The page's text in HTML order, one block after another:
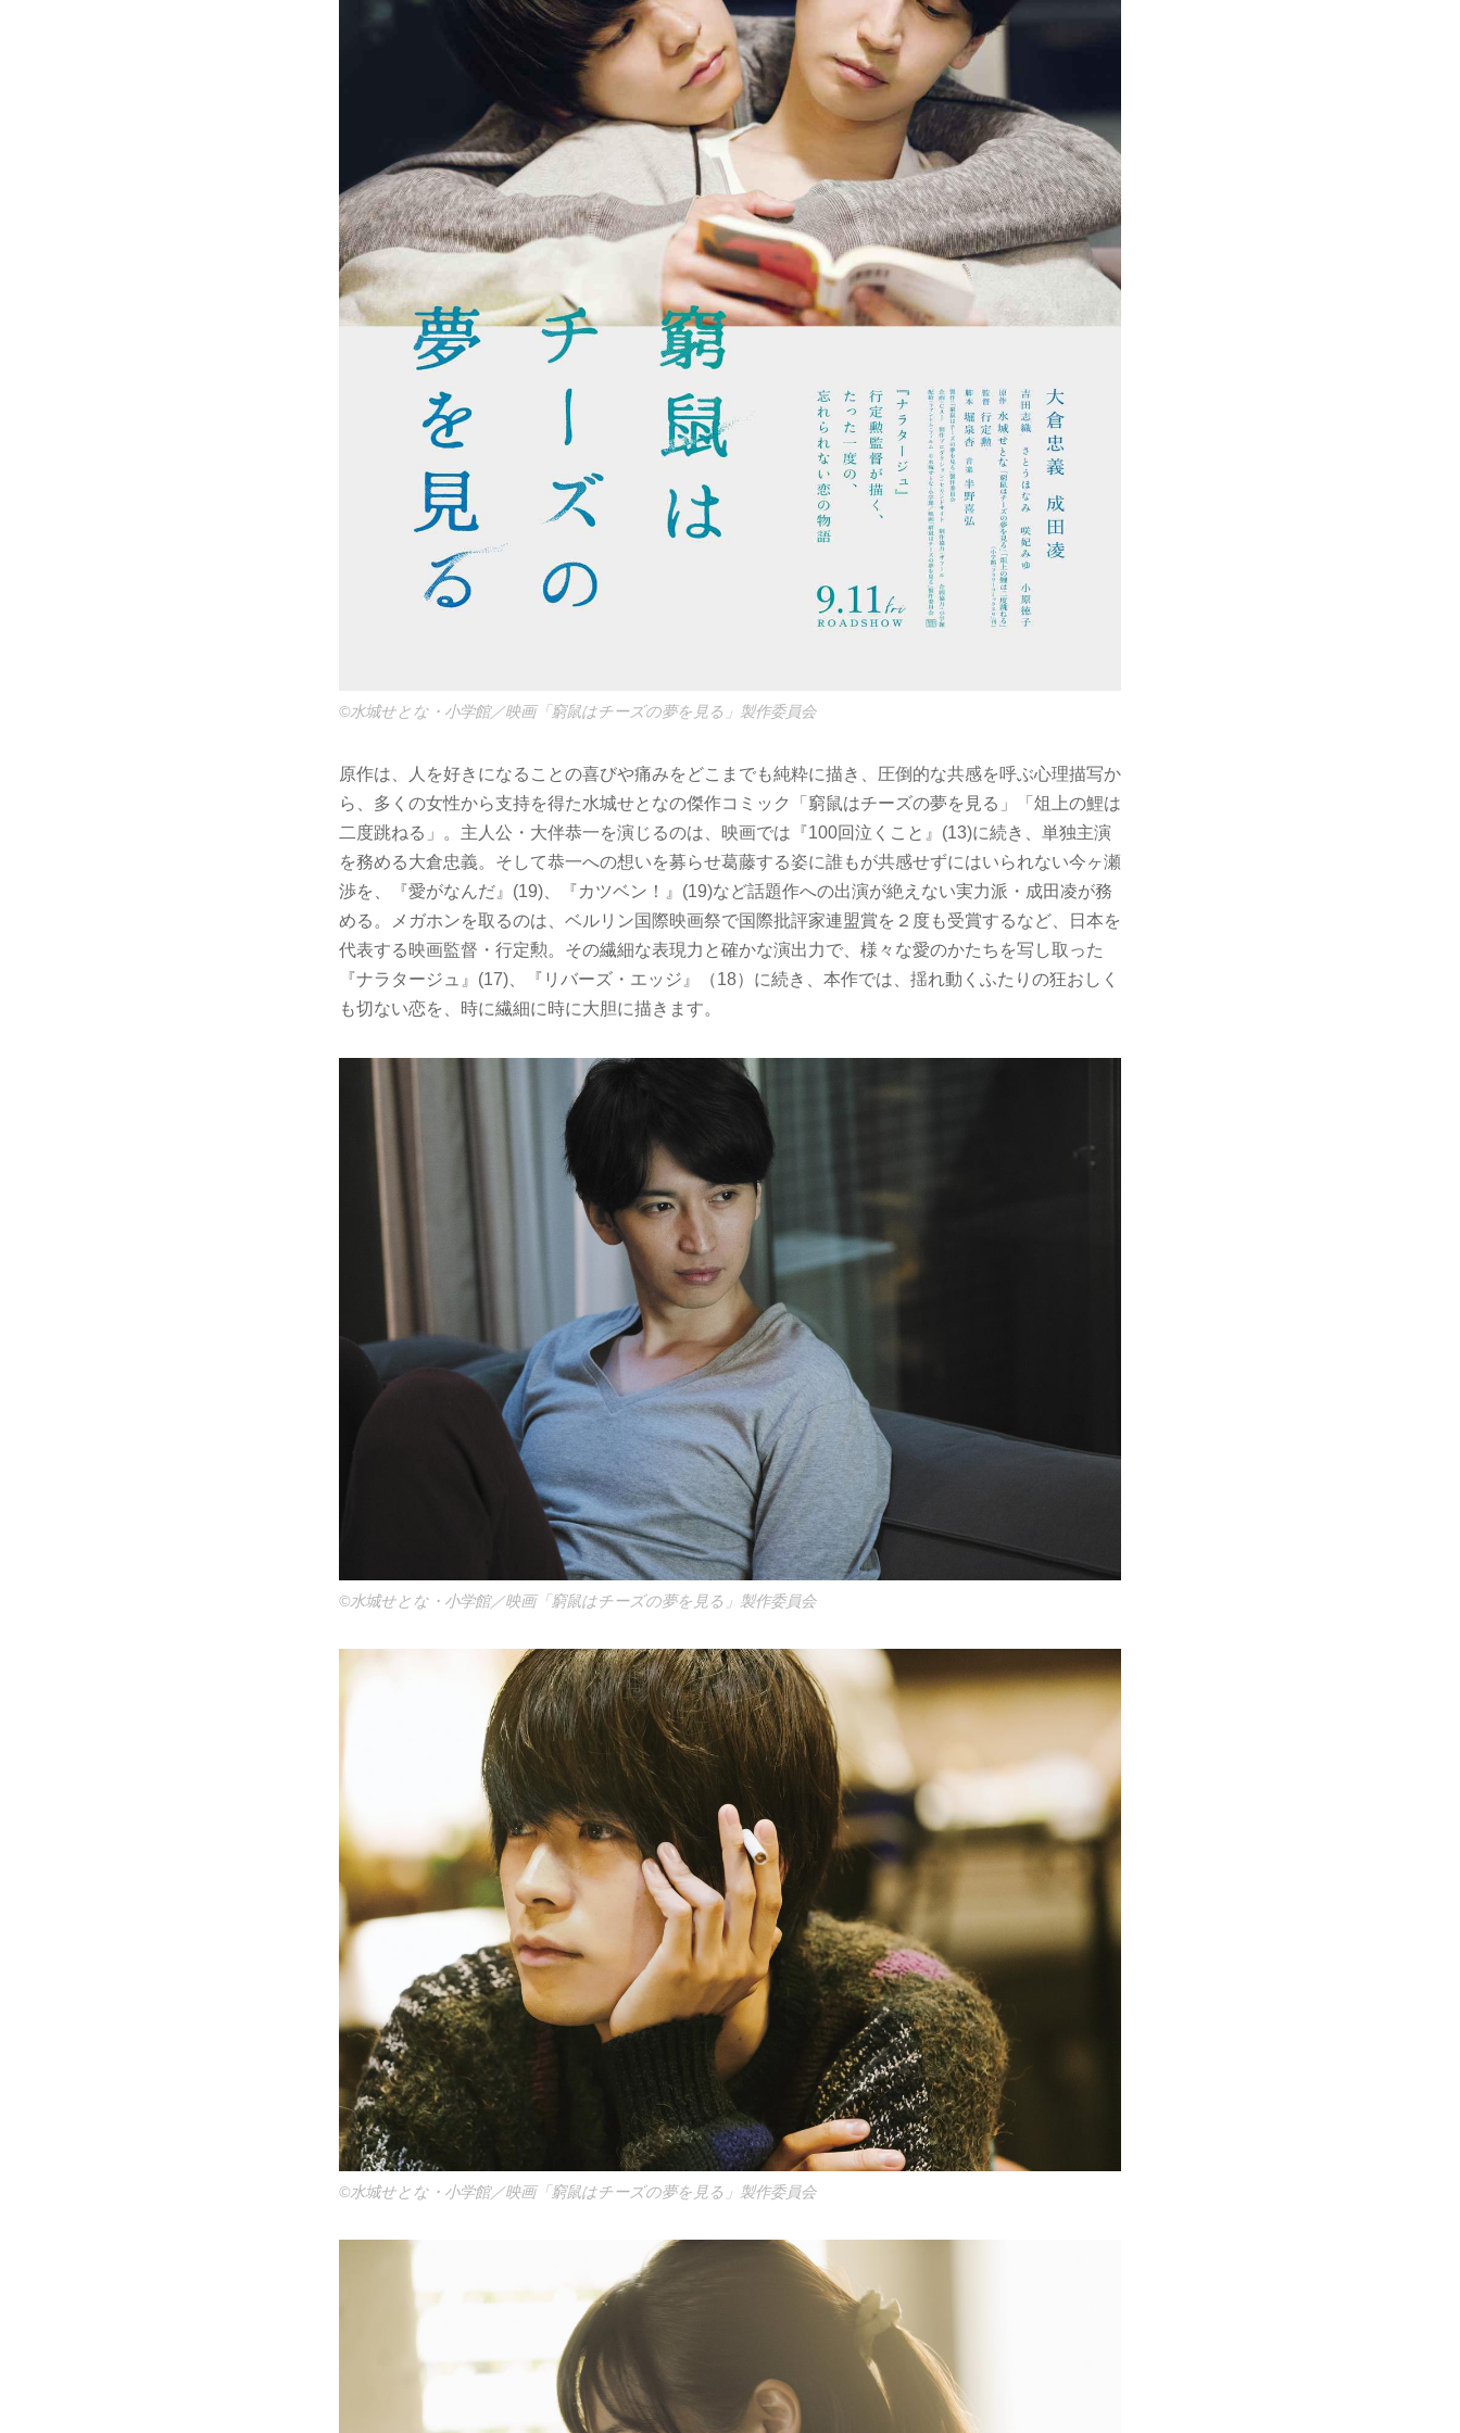
©水城せとな・小学館／映画「窮鼠はチーズの夢を見る」製作委員会
原作は、人を好きになることの喜びや痛みをどこまでも純粋に描き、圧倒的な共感を呼ぶ心理描写か
ら、多くの女性から支持を得た水城せとなの傑作コミック「窮鼠はチーズの夢を見る」「俎上の鯉は
二度跳ねる」。主人公・大伴恭一を演じるのは、映画では『100回泣くこと』(13)に続き、単独主演
を務める大倉忠義。そして恭一への想いを募らせ葛藤する姿に誰もが共感せずにはいられない今ヶ瀬
渉を、『愛がなんだ』(19)、『カツベン！』(19)など話題作への出演が絶えない実力派・成田凌が務
める。メガホンを取るのは、ベルリン国際映画祭で国際批評家連盟賞を２度も受賞するなど、日本を
代表する映画監督・行定勲。その繊細な表現力と確かな演出力で、様々な愛のかたちを写し取った
『ナラタージュ』(17)、『リバーズ・エッジ』（18）に続き、本作では、揺れ動くふたりの狂おしく
も切ない恋を、時に繊細に時に大胆に描きます。
©水城せとな・小学館／映画「窮鼠はチーズの夢を見る」製作委員会
©水城せとな・小学館／映画「窮鼠はチーズの夢を見る」製作委員会